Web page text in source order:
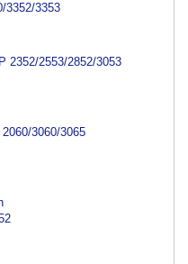
3352/3353
2352/2553/2852/3053
3060/3065